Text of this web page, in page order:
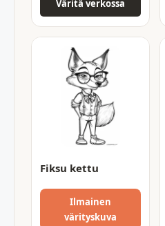
Väritä verkossa
Fiksu kettu
Ilmainen
värityskuva